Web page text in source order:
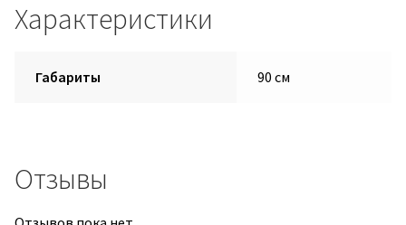
Характеристики
Габариты 90 см
Отзывы